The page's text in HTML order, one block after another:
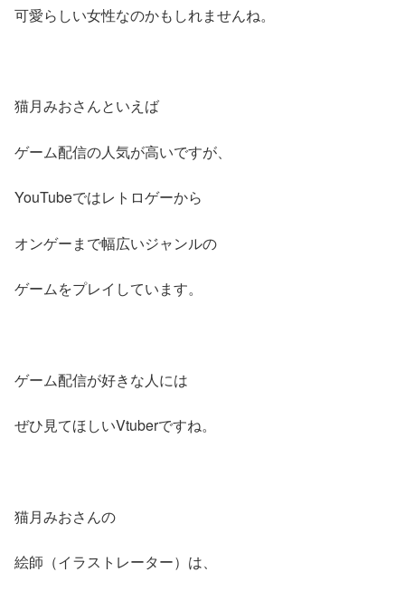
可愛らしい女性なのかもしれませんね。
猫月みおさんといえば
ゲーム配信の人気が高いですが、
YouTubeではレトロゲーから
オンゲーまで幅広いジャンルの
ゲームをプレイしています。
ゲーム配信が好きな人には
ぜひ見てほしいVtuberですね。
猫月みおさんの
絵師（イラストレーター）は、